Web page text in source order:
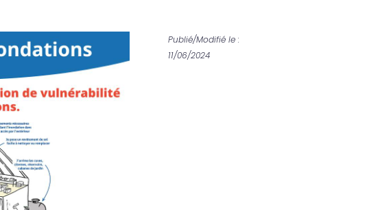
Publié/Modifié le :
11/06/2024